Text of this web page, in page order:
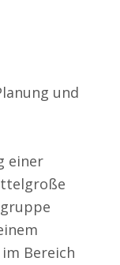
und
einer
Bereich